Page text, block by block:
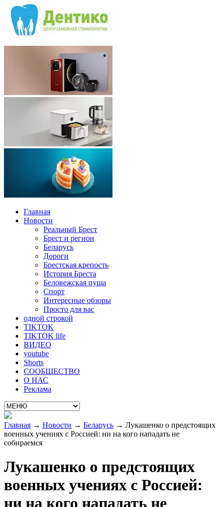
Главная
Новости
Реальный Брест
Брест и регион
Беларусь
Дороги
Брестская крепость
История Бреста
Беловежская пуща
Спорт
Интересные обзоры
Просто для вас
одной строкой
TIKTOK
TIKTOK life
ВИДЕО
youtube
Shorts
СООБЩЕСТВО
О НАС
Реклама
Главная → Новости → Беларусь → Лукашенко о предстоящих
военных учениях с Россией: ни на кого нападать не
собираемся
Лукашенко о предстоящих
военных учениях с Россией:
ни на кого нападать не